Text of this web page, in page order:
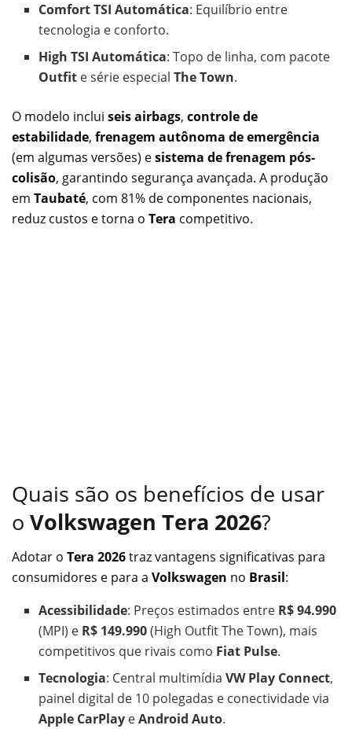
Comfort TSI Automática: Equilíbrio entre
tecnologia e conforto.
High TSI Automática: Topo de linha, com pacote
Outfit e série especialThe Town.
O modelo inclui seis airbags, controle de
estabilidade, frenagem autônoma de emergência
(em algumas versões) esistema de frenagem pós-
colisão, garantindo segurança avançada. A produção
em Taubaté, com 81% de componentes nacionais,
reduz custos e torna o Tera competitivo.
Quais são os benefícios de usar
o Volkswagen Tera 2026?
Adotar o Tera 2026traz vantagens significativas para
consumidores e para a Volkswagen no Brasil:
Acessibilidade: Preços estimados entre R$ 94.990
(MPI) e R$ 149.990(High Outfit The Town), mais
competitivos que rivais como Fiat Pulse.
Tecnologia: Central multimídiaVW Play Connect,
painel digital de 10 polegadas e conectividade via
Apple CarPlay eAndroid Auto.